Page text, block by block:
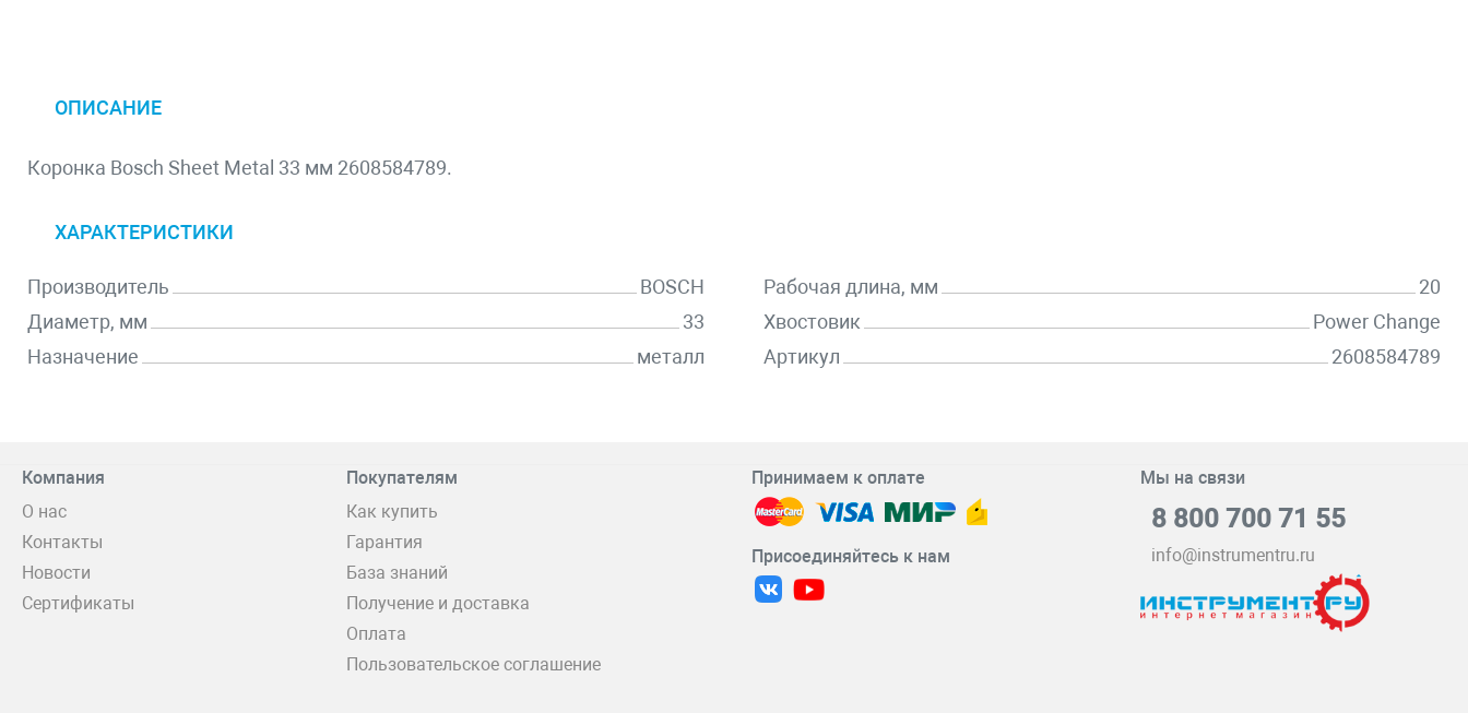
ОПИСАНИЕ
Коронка Bosch Sheet Metal 33 мм 2608584789.
ХАРАКТЕРИСТИКИ
Производитель
BOSCH
Диаметр, мм
33
Назначение
металл
Рабочая длина, мм
20
Хвостовик
Power Change
Артикул
2608584789
Компания
О нас
Контакты
Новости
Сертификаты
Покупателям
Как купить
Гарантия
База знаний
Получение и доставка
Оплата
Пользовательское соглашение
Принимаем к оплате
Присоединяйтесь к нам
Мы на связи
8 800 700 71 55
info@instrumentru.ru